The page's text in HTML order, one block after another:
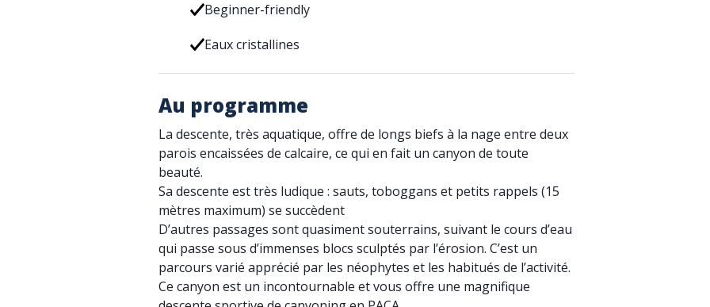
Beginner-friendly
Eaux cristallines
Au programme
La descente, très aquatique, offre de longs biefs à la nage entre deux
parois encaissées de calcaire, ce qui en fait un canyon de toute
beauté.
Sa descente est très ludique : sauts, toboggans et petits rappels (15
mètres maximum) se succèdent
D’autres passages sont quasiment souterrains, suivant le cours d’eau
qui passe sous d’immenses blocs sculptés par l’érosion. C’est un
parcours varié apprécié par les néophytes et les habitués de l’activité.
Ce canyon est un incontournable et vous offre une magnifique